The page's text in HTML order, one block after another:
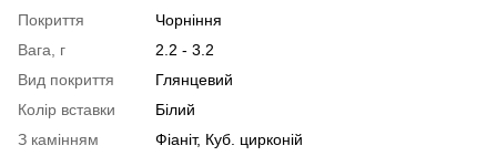
Покриття
Чорніння
Вага, г
2.2 - 3.2
Вид покриття
Глянцевий
Колір вставки
Білий
З камінням
Фіаніт, Куб. цирконій